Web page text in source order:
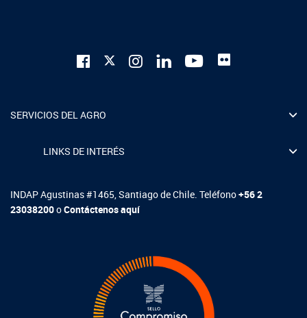
SERVICIOS DEL AGRO
LINKS DE INTERÉS
INDAP Agustinas #1465, Santiago de Chile. Teléfono+56 2
23038200oContáctenos aquí